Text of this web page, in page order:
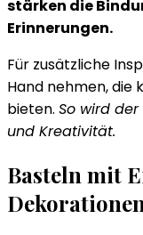
stärken die
Erinnerungen.
Für zusätzliche
Hand nehmen, die
bieten. So wird
und Kreativität.
Basteln mit